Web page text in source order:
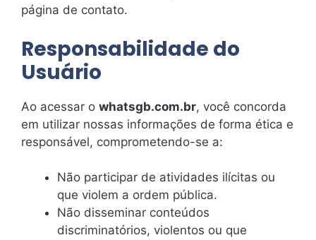
página de contato.
Responsabilidade do
Usuário
Ao acessar o whatsgb.com.br, você concorda
em utilizar nossas informações de forma ética e
responsável, comprometendo-se a:
Não participar de atividades ilícitas ou
que violem a ordem pública.
Não disseminar conteúdos
discriminatórios, violentos ou que